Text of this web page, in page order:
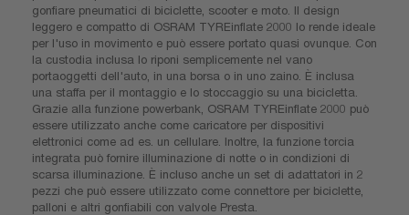
gonfiare pneumatici di biciclette, scooter e moto. Il design
leggero e compatto di OSRAM TYREinflate 2000 lo rende ideale
per l'uso in movimento e può essere portato quasi ovunque. Con
la custodia inclusa lo riponi semplicemente nel vano
portaoggetti dell'auto, in una borsa o in uno zaino. È inclusa
una staffa per il montaggio e lo stoccaggio su una bicicletta.
Grazie alla funzione powerbank, OSRAM TYREinflate 2000 può
essere utilizzato anche come caricatore per dispositivi
elettronici come ad es. un cellulare. Inoltre, la funzione torcia
integrata può fornire illuminazione di notte o in condizioni di
scarsa illuminazione. È incluso anche un set di adattatori in 2
pezzi che può essere utilizzato come connettore per biciclette,
palloni e altri gonfiabili con valvole Presta.